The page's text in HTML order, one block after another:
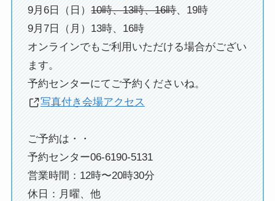
9月6日（日）10時、13時、16時、19時
9月7日（月）13時、16時
オンラインでもご利用いただける場合がござい
ます。
予約センターにてご予約くださいね。
写真付き会場アクセス
ご予約は・・
予約センター06-6190-5131
営業時間：12時〜20時30分
休日：月曜、他